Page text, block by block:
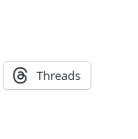
Threads